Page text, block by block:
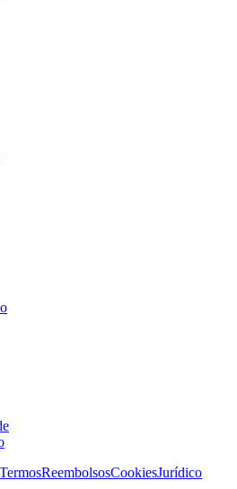
TermosReembolsosCookiesJurídico